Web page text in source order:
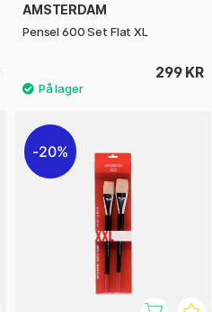
AMSTERDAM
Pensel 600 Set Flat XL
299 KR
20%